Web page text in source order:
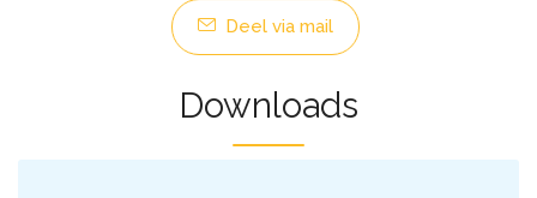
Deel via mail
Downloads